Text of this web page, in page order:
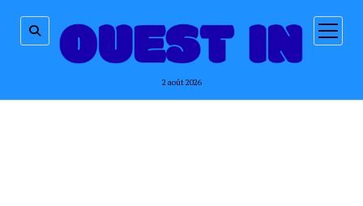
2 août 2026
ouvrir
menu